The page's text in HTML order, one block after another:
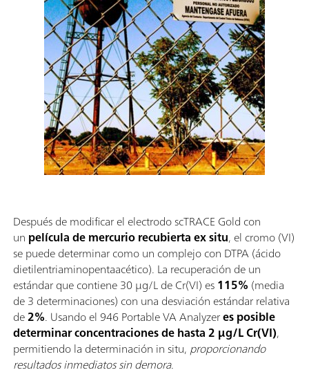
Después de modificar el electrodo scTRACE Gold con
un película de mercurio recubierta ex situ, el cromo (VI)
se puede determinar como un complejo con DTPA (ácido
dietilentriaminopentaacético). La recuperación de un
estándar que contiene 30 µg/L de Cr(VI) es115% (media
de 3 determinaciones) con una desviación estándar relativa
de2%. Usando el 946 Portable VA Analyzeres posible
determinar concentraciones de hasta 2 µg/L Cr(VI),
permitiendo la determinación in situ, proporcionando
resultados inmediatos sin demora.